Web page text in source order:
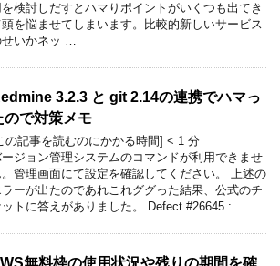
を検討しだすとハマりポイントがいくつも出てき
を悩ませてしまいます。比較的新しいサービス
せいかネッ …
3.2.3 と git 2.14の連携でハマっ
ので対策メモ
の記事を読むのにかかる時間] < 1 分
ジョン管理システムのコマンドが利用できませ
。管理画面にて設定を確認してください。 上述の
ラーが出たのであれこれググった結果、公式のチ
トに答えがありました。 Defect #26645 : …